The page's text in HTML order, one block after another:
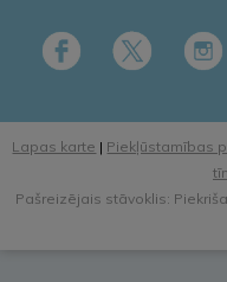
Lapas karte | Piekļūstamības
Pašreizējais stāvoklis: